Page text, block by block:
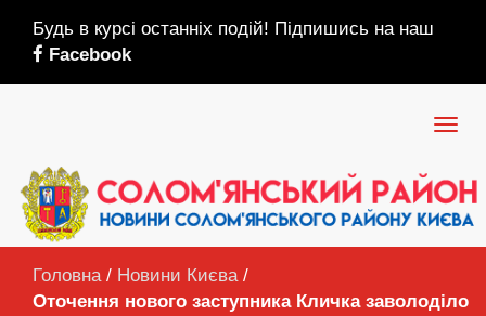
Будь в курсі останніх подій! Підпишись на наш
Facebook
Головна / Новини Києва /
Оточення нового заступника Кличка заволоділо